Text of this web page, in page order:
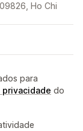
Ho Chi
para
do